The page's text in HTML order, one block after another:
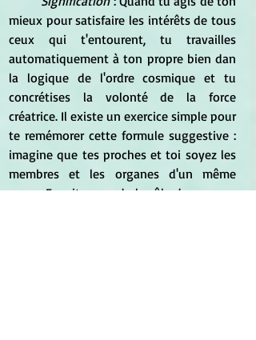
mieux pour satisfaire les intérêts de tous
ceux qui t'entourent, tu travailles
automatiquement à ton propre bien dan
la logique de l'ordre cosmique et tu
concrétises la volonté de la force
créatrice. Il existe un exercice simple pour
te remémorer cette formule suggestive :
imagine que tes proches et toi soyez les
membres et les organes d'un même
corps. Ensuite, prends le rôle du cerveau